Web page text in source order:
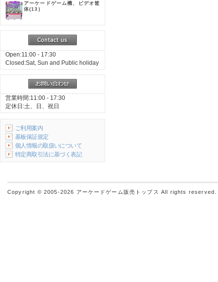
アーケードゲーム機、ビデオ筐
体(13)
Open:11:00 - 17:30
Closed:Sat, Sun and Public holiday
営業時間:11:00 - 17:30
定休日:土、日、祝日
ご利用案内
基板保証規定
個人情報の取扱いについて
特定商取引法に基づく表記
Copyright © 2005-2026 アーケードゲーム販売トップス All rights reserved.